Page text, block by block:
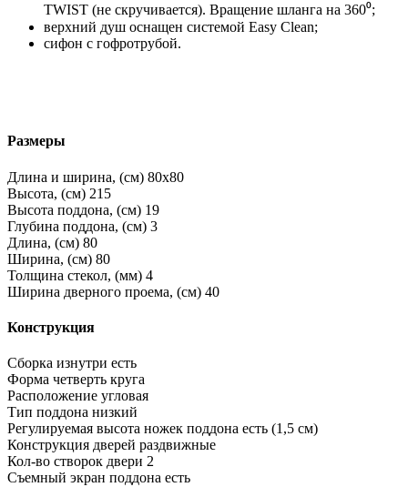
TWIST (не скручивается). Вращение шланга на 360⁰;
верхний душ оснащен системой Easy Clean;
сифон с гофротрубой.
Размеры
Длина и ширина, (см) 80x80
Высота, (см) 215
Высота поддона, (см) 19
Глубина поддона, (см) 3
Длина, (см) 80
Ширина, (см) 80
Толщина стекол, (мм) 4
Ширина дверного проема, (см) 40
Конструкция
Сборка изнутри есть
Форма четверть круга
Расположение угловая
Тип поддона низкий
Регулируемая высота ножек поддона есть (1,5 см)
Конструкция дверей раздвижные
Кол-во створок двери 2
Съемный экран поддона есть